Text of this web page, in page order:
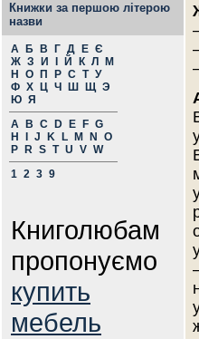
Книжки за першою літерою
назви
А Б В Г Д Е Є
Ж З И Й К Л
М
Н
О П Р С Т У
Ф Х Ц Ч Ш Щ Э
Ю Я
A
B C D E F G
H
J K L M N
O
P
R S T U V W
1 2 3 9
Книголюбам
пропонуємо
купить
мебель